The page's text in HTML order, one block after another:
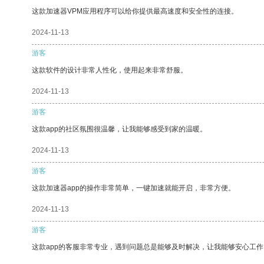
这款加速器VPM应用程序可以给你提供最高速度和安全性的连接。
2024-11-13
游客
这款软件的设计非常人性化，使用起来非常舒服。
2024-11-13
游客
这款app的社区氛围很温馨，让我能够感受到家的温暖。
2024-11-13
游客
这款加速器app的操作非常简单，一键加速就能开启，非常方便。
2024-11-13
游客
这款app的客服非常专业，遇到问题总是能够及时解决，让我能够安心工